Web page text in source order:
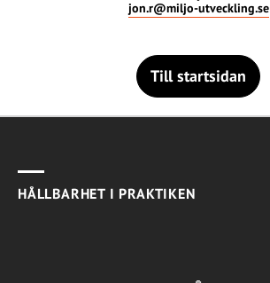
jon.r@miljo-utveckling.se
Till startsidan
HÅLLBARHET I PRAKTIKEN